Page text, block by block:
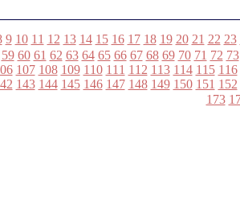
9 10 11 12 13 14 15 16 17 18 19 20 21 22 23
59 60 61 62 63 64 65 66 67 68 69 70 71 72 73
107 108 109 110 111 112 113 114 115 116
143 144 145 146 147 148 149 150 151 152
173